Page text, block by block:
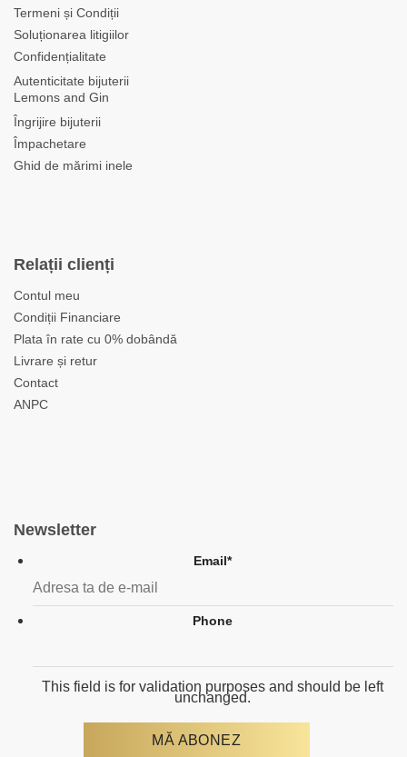
Termeni și Condiții
Soluționarea litigiilor
Confidențialitate
Autenticitate bijuterii
Lemons and Gin
Îngrijire bijuterii
Împachetare
Ghid de mărimi inele
Relații clienți
Contul meu
Condiții Financiare
Plata în rate cu 0% dobândă
Livrare și retur
Contact
ANPC
Newsletter
Email*
Phone
This field is for validation purposes and should be left
unchanged.